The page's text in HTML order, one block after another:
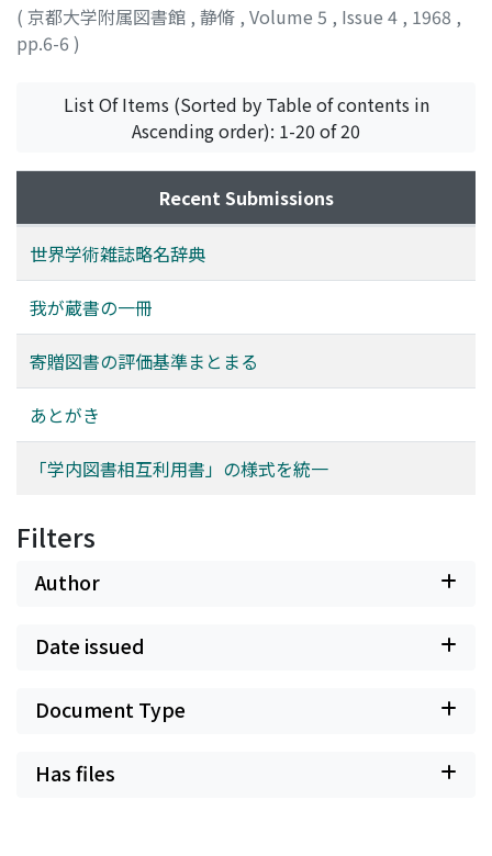
( 京都大学附属図書館 , 静脩 , Volume 5 , Issue 4 , 1968 ,
pp.6-6 )
List Of Items (Sorted by Table of contents in
Ascending order): 1-20 of 20
Recent Submissions
世界学術雑誌略名辞典
我が蔵書の一冊
寄贈図書の評価基準まとまる
あとがき
「学内図書相互利用書」の様式を統一
Filters
Author
Date issued
Document Type
Has files